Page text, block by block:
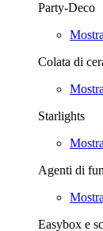
Party-Deco
Colata di
Starlights
Agenti di
Easybox e